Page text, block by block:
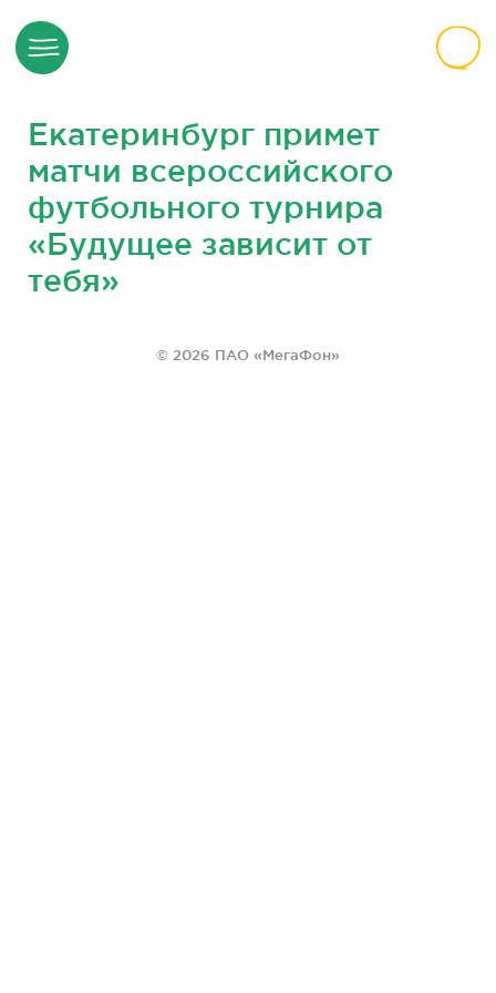
Екатеринбург примет
матчи всероссийского
футбольного турнира
«Будущее зависит от
тебя»
© 2026 ПАО «МегаФон»